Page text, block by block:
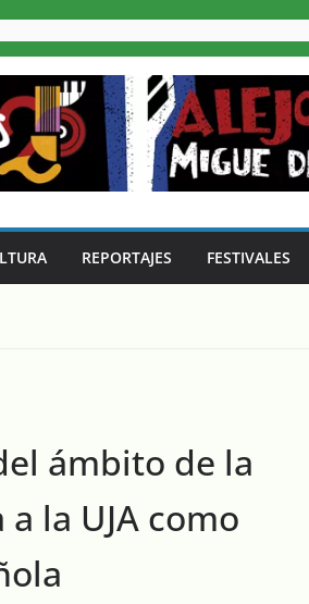
REPORTAJES FESTIVALES
ámbito de la
la UJA como